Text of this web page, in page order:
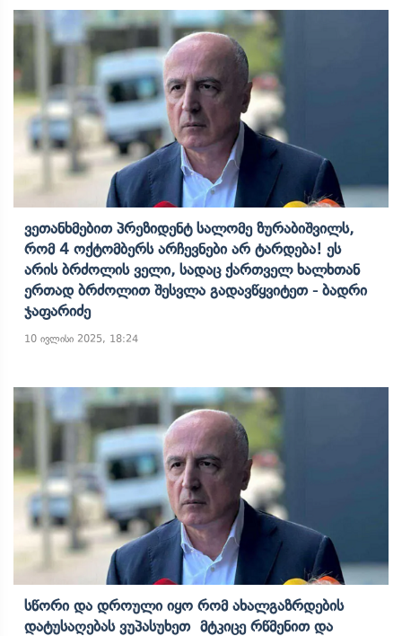
Ვეთანხმებით Პრეზიდენტ Სალომე Ზურაბიშვილს,
Რომ 4 Ოქტომბერს Არჩევნები Არ Ტარდება! Ეს
Არის Ბრძოლის Ველი, Სადაც Ქართველ Ხალხთან
Ერთად Ბრძოლით Შესვლა Გადავწყვიტეთ - Ბადრი
Ჯაფარიძე
10 ივლისი 2025, 18:24
Სწორი Და Დროული Იყო Რომ Ახალგაზრდების
Დატუსაღებას Ვუპასუხეთ Მტკიცე Რწმენით Და